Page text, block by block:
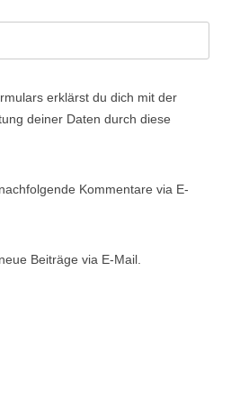
erklärst du dich mit der
deiner Daten durch diese
Kommentare via E-
Beiträge via E-Mail.